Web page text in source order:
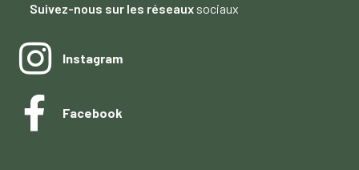
Suivez-nous sur les réseaux sociaux
Instagram
Facebook